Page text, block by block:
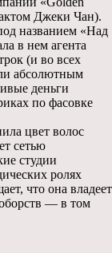
Джеки Чан).
названием «Над
в нем агента
(и во всех
абсолютным
деньги
по фасовке
цвет волос
сетью
студии
ролях
что она владеет
— в том